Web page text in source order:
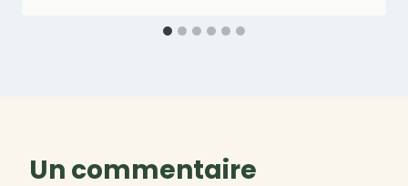
Un commentaire